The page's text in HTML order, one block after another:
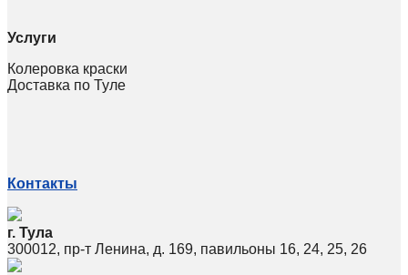
Услуги
Колеровка краски
Доставка по Туле
Контакты
г. Тула
300012, пр-т Ленина, д. 169, павильоны 16, 24, 25, 26